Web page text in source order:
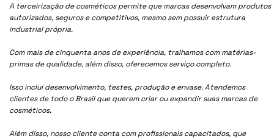
A terceirização de cosméticos permite que marcas desenvolvam produtos
autorizados, seguros e competitivos, mesmo sem possuir estrutura
industrial própria.
Com mais de cinquenta anos de experiência, tralhamos com matérias-
primas de qualidade, além disso, oferecemos serviço completo.
Isso inclui desenvolvimento, testes, produção e envase. Atendemos
clientes de todo o Brasil que querem criar ou expandir suas marcas de
cosméticos.
Além disso, nosso cliente conta com profissionais capacitados, que